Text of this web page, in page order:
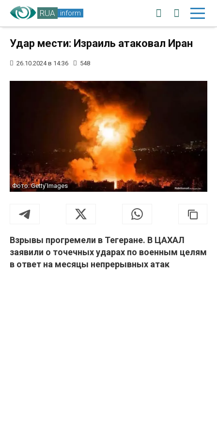
RUA inform
Удар мести: Израиль атаковал Иран
26.10.2024 в 14:36 548
Фото: Getty Images
Взрывы прогремели в Тегеране. В ЦАХАЛ
заявили о точечных ударах по военным целям
в ответ на месяцы непрерывных атак